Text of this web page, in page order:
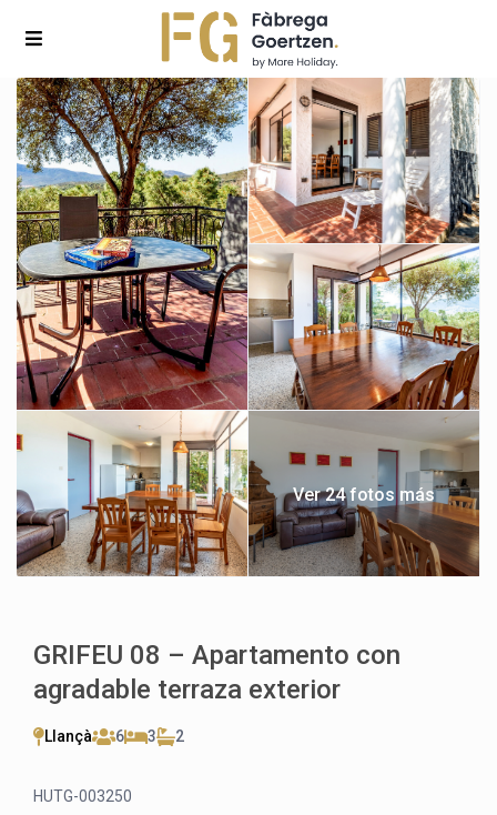
Ver 24 fotos más
GRIFEU 08 – Apartamento con
agradable terraza exterior
Llançà 6 3 2
HUTG-003250